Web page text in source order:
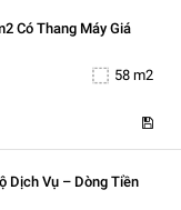
58 m2
Dịch Vụ – Dòng Tiền